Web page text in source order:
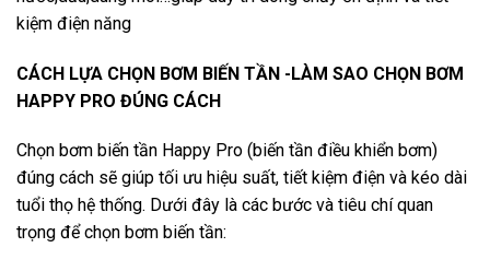
kiệm điện năng
CÁCH LỰA CHỌN BƠM BIẾN TẦN -LÀM SAO CHỌN BƠM
HAPPY PRO ĐÚNG CÁCH
Chọn bơm biến tần Happy Pro (biến tần điều khiển bơm)
đúng cách sẽ giúp tối ưu hiệu suất, tiết kiệm điện và kéo dài
tuổi thọ hệ thống. Dưới đây là các bước và tiêu chí quan
trọng để chọn bơm biến tần: